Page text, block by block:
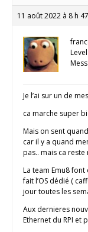
11 août 2022 à 8 h
Je l’ai sur un de
ca marche super
Mais on sent
car il y a quand
pas.. mais ca reste
La team Emu8
fait l’OS dédié (
jour toutes les
Aux dernieres
Ethernet du RPI et